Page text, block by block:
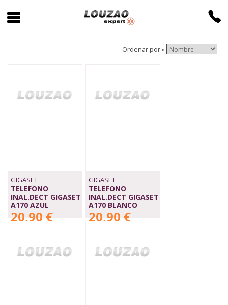
Ordenar por »
GIGASET
TELEFONO
INAL.DECT GIGASET
A170 AZUL
20,90 €
GIGASET
TELEFONO
INAL.DECT GIGASET
A170 BLANCO
20,90 €